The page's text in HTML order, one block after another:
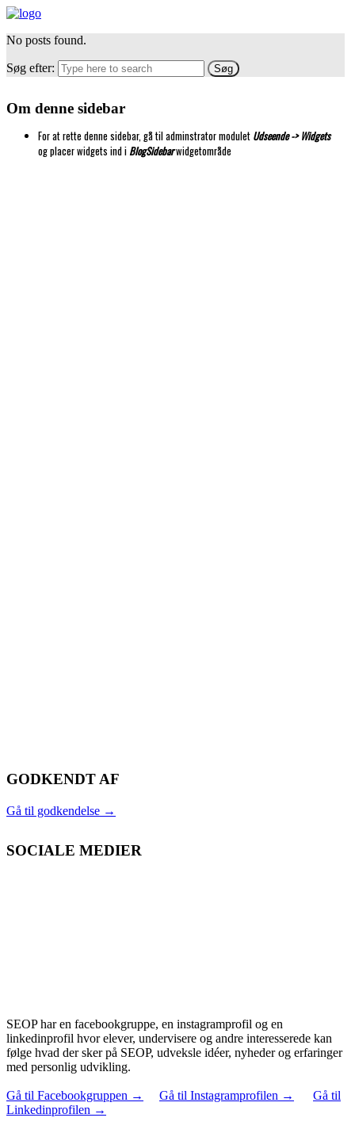
No posts found.
Søg efter:
Om denne sidebar
For at rette denne sidebar, gå til adminstrator modulet Udseende -> Widgets
og placer widgets ind iBlogSidebarwidgetområde
GODKENDT AF
Gå til godkendelse →
SOCIALE MEDIER
SEOP har en facebookgruppe, en instagramprofil og en
linkedinprofil hvor elever, undervisere og andre interesserede kan
følge hvad der sker på SEOP, udveksle idéer, nyheder og erfaringer
med personlig udvikling.
Gå til Facebookgruppen → Gå til Instagramprofilen →
Gå til
Linkedinprofilen →